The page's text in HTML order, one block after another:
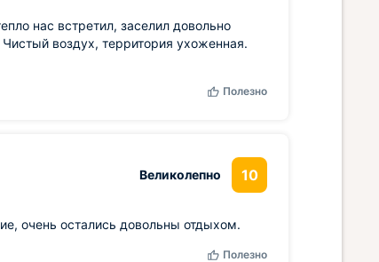
нас встретил, заселил довольно
воздух, территория ухоженная.
Полезно
Великолепно 10
очень остались довольны отдыхом.
Полезно